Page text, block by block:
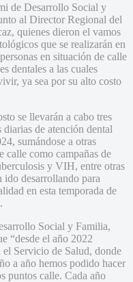
de Desarrollo Social y
al Director Regional del
quienes dieron el vamos
que se realizarán en
en situación de calle
dentales a las cuales
ya sea por su alto costo
se llevarán a cabo tres
de atención dental
sumándose a otras
calle como campañas de
y VIH, entre otras
ido desarrollando para
en esta temporada de
Social y Familia,
“desde el año 2022
el Servicio de Salud, donde
a año hemos podido hacer
puntos calle. Cada año